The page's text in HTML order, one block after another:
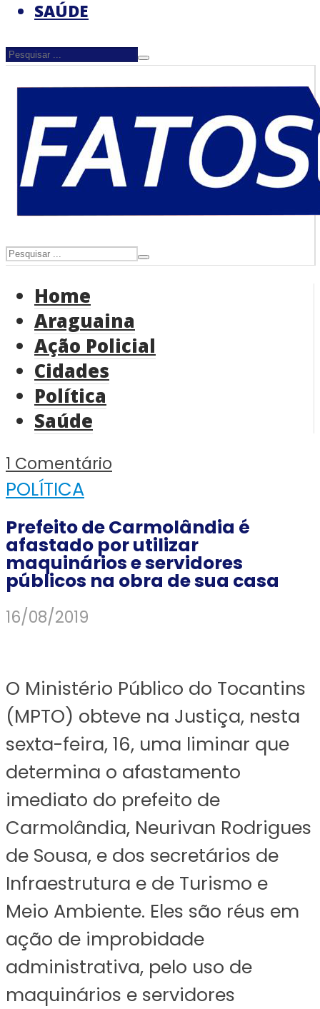
SAÚDE
Home
Araguaina
Ação Policial
Cidades
Política
Saúde
1 Comentário
POLÍTICA
Prefeito de Carmolândia é
afastado por utilizar
maquinários e servidores
públicos na obra de sua casa
16/08/2019
O Ministério Público do Tocantins
(MPTO) obteve na Justiça, nesta
sexta-feira, 16, uma liminar que
determina o afastamento
imediato do prefeito de
Carmolândia, Neurivan Rodrigues
de Sousa, e dos secretários de
Infraestrutura e de Turismo e
Meio Ambiente. Eles são réus em
ação de improbidade
administrativa, pelo uso de
maquinários e servidores